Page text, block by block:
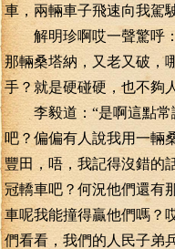
車，兩輛車子飛速向我駕
解明珍啊哎一聲驚呼：
那輛桑塔納，又老又破，
手？就是硬碰硬，也不夠
李毅道：“是啊這點常
吧？偏偏有人說我用一輛
豐田，唔，我記得沒錯的
冠轎車吧？何況他們還有
車呢我能撞得贏他們嗎？
們看看，我們的人民子弟